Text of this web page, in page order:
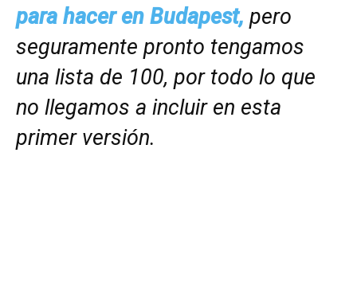
para hacer en Budapest, pero
seguramente pronto tengamos
una lista de 100, por todo lo que
no llegamos a incluir en esta
primer versión.